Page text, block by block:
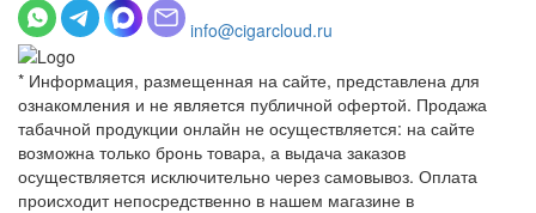
info@cigarcloud.ru
* Информация, размещенная на сайте, представлена для
ознакомления и не является публичной офертой. Продажа
табачной продукции онлайн не осуществляется: на сайте
возможна только бронь товара, а выдача заказов
осуществляется исключительно через самовывоз. Оплата
происходит непосредственно в нашем магазине в